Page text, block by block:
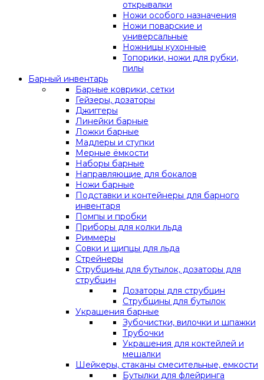
открывалки
Ножи особого назначения
Ножи поварские и
универсальные
Ножницы кухонные
Топорики, ножи для рубки,
пилы
Барный инвентарь
Барные коврики, сетки
Гейзеры, дозаторы
Джиггеры
Линейки барные
Ложки барные
Мадлеры и ступки
Мерные ёмкости
Наборы барные
Направляющие для бокалов
Ножи барные
Подставки и контейнеры для барного
инвентаря
Помпы и пробки
Приборы для колки льда
Риммеры
Совки и щипцы для льда
Стрейнеры
Струбцины для бутылок, дозаторы для
струбцин
Дозаторы для струбцин
Струбцины для бутылок
Украшения барные
Зубочистки, вилочки и шпажки
Трубочки
Украшения для коктейлей и
мешалки
Шейкеры, стаканы смесительные, емкости
Бутылки для флейринга